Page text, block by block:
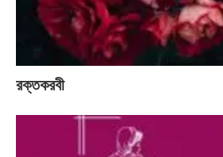
রক্তকরবী